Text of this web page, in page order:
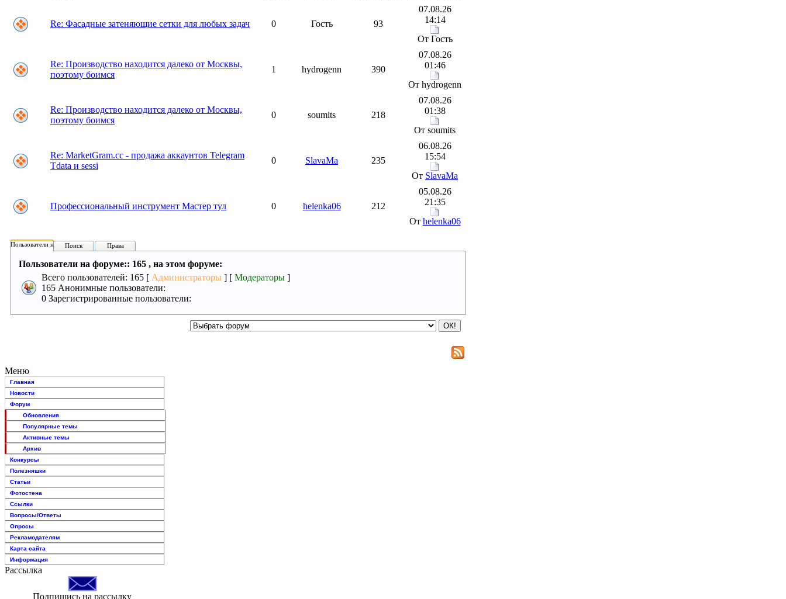
Re: Фасадные затеняющие сетки для любых задач 0 Гость 93
07.08.26
14:14
От Гость
Re: Производство находится далеко от Москвы,
поэтому боимся
1 hydrogenn 390
07.08.26
01:46
От hydrogenn
Re: Производство находится далеко от Москвы,
поэтому боимся
0 soumits 218
07.08.26
01:38
От soumits
Re: MarketGram.cc - продажа аккаунтов Telegram
Tdata и sessi
0 SlavaMa 235
06.08.26
15:54
От SlavaMa
Профессиональный инструмент Мастер тул 0 helenka06 212
05.08.26
21:35
От helenka06
Пользователи на форуме:
Поиск Права
Пользователи на форуме:: 165 , на этом форуме:
Всего пользователей: 165 [ Администраторы ] [ Модераторы ]
165 Анонимные пользователи:
0 Зарегистрированные пользователи:
Меню
Главная
Новости
Форум
Обновления
Популярные темы
Активные темы
Архив
Конкурсы
Полезняшки
Статьи
Фотостена
Ссылки
Вопросы/Ответы
Опросы
Рекламодателям
Карта сайта
Информация
Рассылка
Подпишись на рассылку